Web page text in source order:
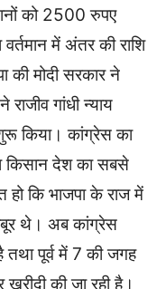
को 2500 रुपए
वर्तमान में अंतर की राशि
की मोदी सरकार ने
गांधी न्याय
किया। कांग्रेस का
किसान देश का सबसे
कि भाजपा के राज में
थे। अब कांग्रेस
पूर्व में 7 की जगह
की जा रही है।